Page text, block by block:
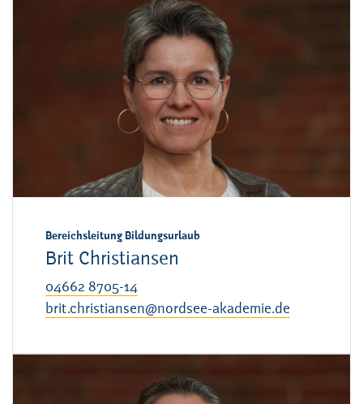
Bereichsleitung Bildungsurlaub
Brit Christiansen
04662 8705-14
brit.christiansen@nordsee-akademie.de